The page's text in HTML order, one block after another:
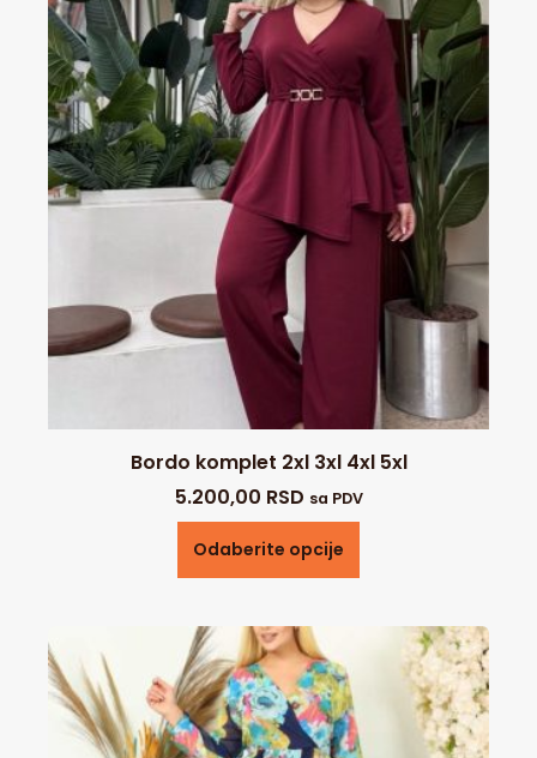
Bordo komplet 2xl 3xl 4xl 5xl
5.200,00 RSD sa PDV
Odaberite opcije